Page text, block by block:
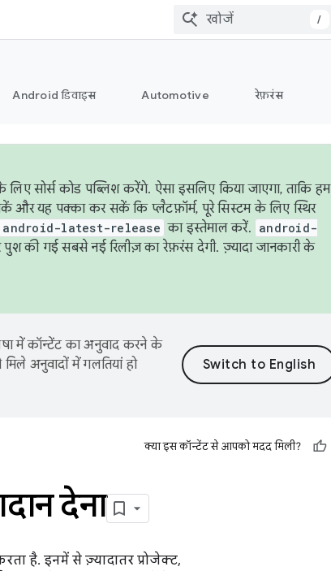
/
Android डिवाइस Automotive रेफ़रंस
सोर्स कोड पब्लिश करेंगे. ऐसा इसलिए किया जाएगा, ताकि हम
यह पक्का कर सकें कि प्लैटफ़ॉर्म, पूरे सिस्टम के लिए स्थिर
android-latest-release का इस्तेमाल करें. android-
पुश की गई सबसे नई रिलीज़ का रेफ़रंस देगी. ज़्यादा जानकारी के
में कॉन्टेंट का अनुवाद करने के
अनुवादों में गलतियां हो
क्या इस कॉन्टेंट से आपको मदद मिली?
देना
है. इनमें से ज़्यादातर प्रोजेक्ट,